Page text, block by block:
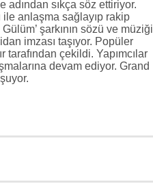
adından sıkça söz ettiriyor.
ile anlaşma sağlayıp rakip
şarkının sözü ve müziği
imzası taşıyor. Popüler
çekildi. Yapımcılar
devam ediyor. Grand